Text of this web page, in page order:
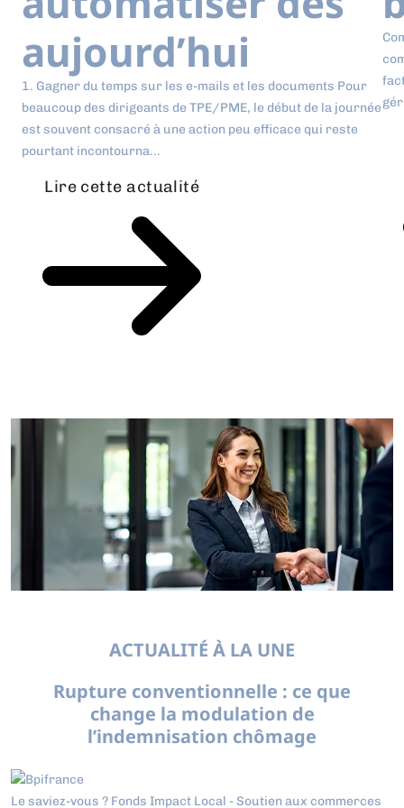
aujourd’hui
1. Gagner du temps sur les e-mails et les documents Pour
beaucoup des dirigeants de TPE/PME, le début de la journée
est souvent consacré à une action peu efficace qui reste
pourtant incontourna...
Lire cette actualité
ACTUALITÉ À LA UNE
Rupture conventionnelle : ce que
change la modulation de
l’indemnisation chômage
Le saviez-vous ? Fonds Impact Local - Soutien aux commerces